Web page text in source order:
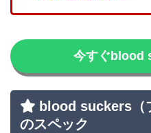
みた
blood suckersを無料
ンカジノ6選
今すぐblood
blood suckers
のスペック